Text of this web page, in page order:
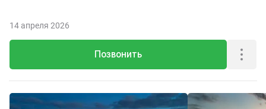
Позвонить
14 апреля 2026